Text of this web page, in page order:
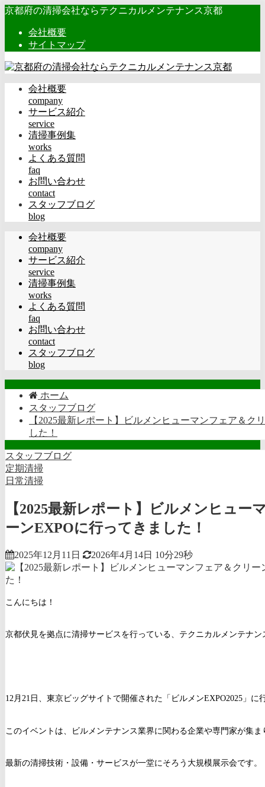
京都府の清掃会社ならテクニカルメンテナンス京都
会社概要
サイトマップ
会社概要
company
サービス紹介
service
清掃事例集
works
よくある質問
faq
お問い合わせ
contact
スタッフブログ
blog
会社概要
company
サービス紹介
service
清掃事例集
works
よくある質問
faq
お問い合わせ
contact
スタッフブログ
blog
ホーム
スタッフブログ
【2025最新レポート】ビルメンヒューマンフェア＆ク
した！
スタッフブログ
定期清掃
日常清掃
【2025最新レポート】ビルメンヒュー
ーンEXPOに行ってきました！
2025年12月11日 2026年4月14日 10分29秒
こんにちは！
京都伏見を拠点に清掃サービスを行っている、テクニカルメンテナ
12月21日、東京ビッグサイトで開催された「ビルメンEXPO2025」に
このイベントは、ビルメンテナンス業界に関わる企業や専門家が集ま
最新の清掃技術・設備・サービスが一堂にそろう大規模展示会です。